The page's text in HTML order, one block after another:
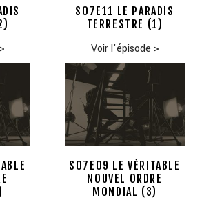
>
S07E11 LE PARADIS
TERRESTRE (1)
Voir l'épisode >
S07E09 LE VÉRITABLE
NOUVEL ORDRE
MONDIAL (3)